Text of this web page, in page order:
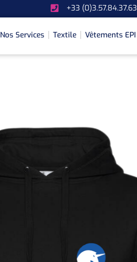
+33 (0)3.57.84.37.63
Nos Services Textile Vêtements EPI